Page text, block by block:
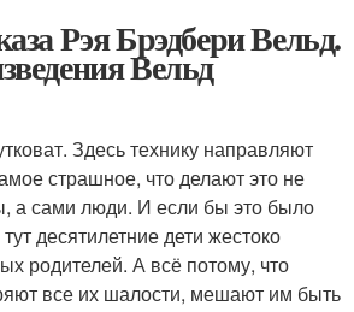
Рэя Брэдбери Вельд.
Вельд
Здесь технику направляют
страшное, что делают это не
а сами люди. И если бы это было
десятилетние дети жестоко
родителей. А всё потому, что
все их шалости, мешают им быть